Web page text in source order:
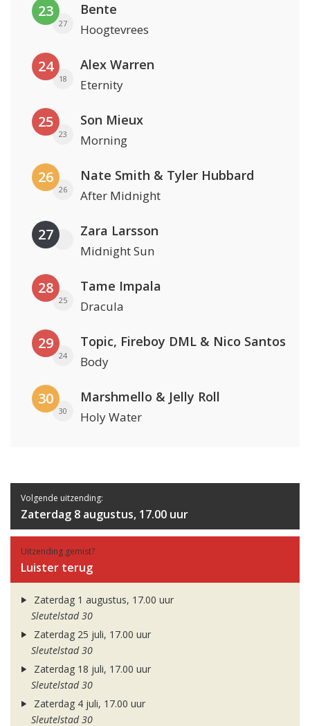
23
27
Bente
Hoogtevrees
24
18
Alex Warren
Eternity
25
23
Son Mieux
Morning
26
26
Nate Smith & Tyler Hubbard
After Midnight
27 Zara Larsson
Midnight Sun
28
25
Tame Impala
Dracula
29
24
Topic, Fireboy DML & Nico Santos
Body
30
30
Marshmello & Jelly Roll
Holy Water
Volgende uitzending:
Zaterdag 8 augustus, 17.00 uur
Uitzending gemist?
Luister terug
Zaterdag 1 augustus, 17.00 uur
Sleutelstad 30
Zaterdag 25 juli, 17.00 uur
Sleutelstad 30
Zaterdag 18 juli, 17.00 uur
Sleutelstad 30
Zaterdag 4 juli, 17.00 uur
Sleutelstad 30